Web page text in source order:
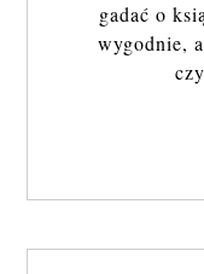
gadać o
wygodnie,